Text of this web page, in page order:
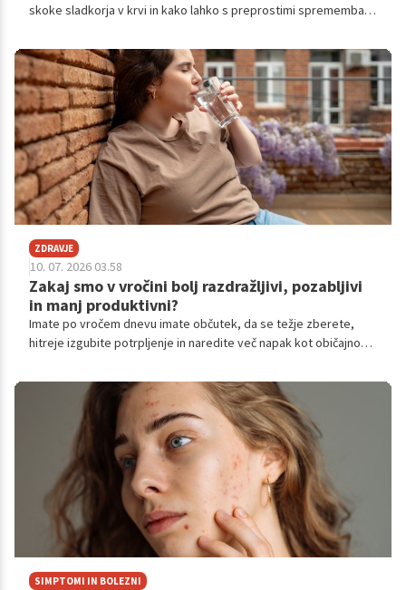
skoke sladkorja v krvi in kako lahko s preprostimi spremembami
ZDRAVJE
10. 07. 2026 03.58
Zakaj smo v vročini bolj razdražljivi, pozabljivi
in manj produktivni?
Imate po vročem dnevu imate občutek, da se težje zberete,
hitreje izgubite potrpljenje in naredite več napak kot običajno?
ne vpliva le na telo, ampak tudi na naše možgane.
SIMPTOMI IN BOLEZNI